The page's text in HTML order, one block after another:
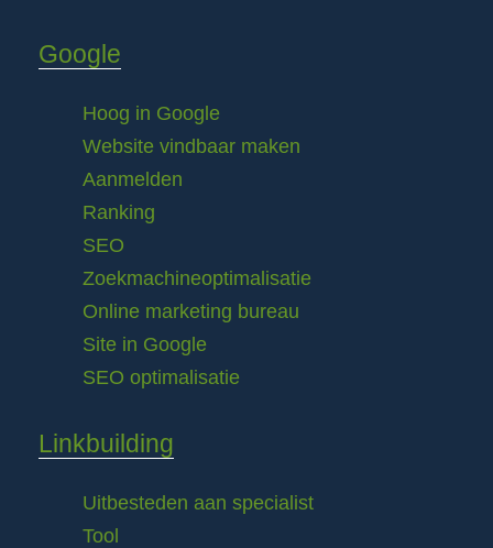
Google
Hoog in Google
Website vindbaar maken
Aanmelden
Ranking
SEO
Zoekmachineoptimalisatie
Online marketing bureau
Site in Google
SEO optimalisatie
Linkbuilding
Uitbesteden aan specialist
Tool